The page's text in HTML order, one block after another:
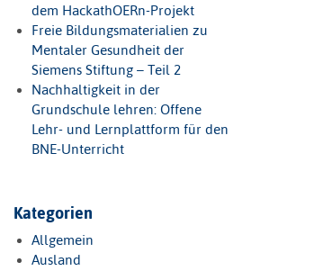
dem HackathOERn-Projekt
Freie Bildungsmaterialien zu
Mentaler Gesundheit der
Siemens Stiftung – Teil 2
Nachhaltigkeit in der
Grundschule lehren: Offene
Lehr- und Lernplattform für den
BNE-Unterricht
Kategorien
Allgemein
Ausland